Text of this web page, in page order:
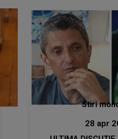
Stiri
28 apr